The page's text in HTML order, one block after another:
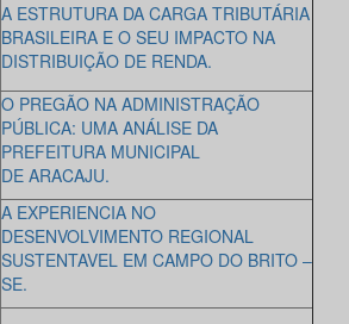
A ESTRUTURA DA CARGA TRIBUTÁRIA
BRASILEIRA E O SEU IMPACTO NA
DISTRIBUIÇÃO DE RENDA.
O PREGÃO NA ADMINISTRAÇÃO
PÚBLICA: UMA ANÁLISE DA
PREFEITURA MUNICIPAL
DE ARACAJU.
A EXPERIENCIA NO
DESENVOLVIMENTO REGIONAL
SUSTENTAVEL EM CAMPO DO BRITO –
SE.